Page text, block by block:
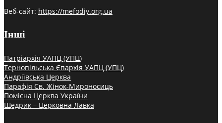
Веб-сайт: https://mefodiy.org.ua
Інші
Патріархія УАПЦ (УПЦ)
Тернопільська Єпархія УАПЦ (УПЦ)
Андріївська Церква
Парафія Св. Жінок-Мироносиць
Помісна Церква України
Щедрик – Церковна Лавка